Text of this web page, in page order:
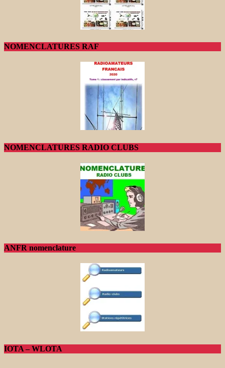
NOMENCLATURES RAF
NOMENCLATURES RADIO CLUBS
ANFR nomenclature
IOTA – WLOTA